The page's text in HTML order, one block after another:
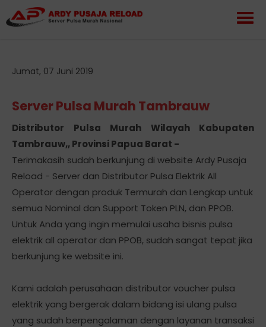
Jumat, 07 Juni 2019
Server Pulsa Murah Tambrauw
Distributor Pulsa Murah Wilayah Kabupaten
Tambrauw,, Provinsi Papua Barat -
Terimakasih sudah berkunjung di website Ardy Pusaja
Reload - Server dan Distributor Pulsa Elektrik All
Operator dengan produk Termurah dan Lengkap untuk
semua Nominal dan Support Token PLN, dan PPOB.
Untuk Anda yang ingin memulai usaha bisnis pulsa
elektrik all operator dan PPOB, sudah sangat tepat jika
berkunjung ke website ini.
Kami adalah perusahaan distributor voucher pulsa
elektrik yang bergerak dalam bidang isi ulang pulsa
yang sudah berpengalaman dengan layanan transaksi